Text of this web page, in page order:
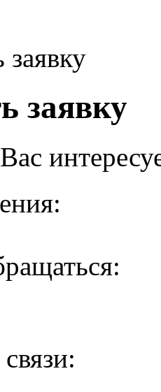
заявку
:
:
: